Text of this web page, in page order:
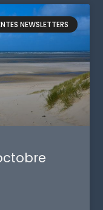
NEWSLETTERS